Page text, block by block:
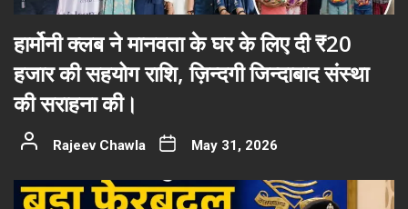
हार्मोनी क्लब ने मानवता के घर के लिए दी ₹20
हजार की सहयोग राशि, ज़िन्दगी जिन्दाबाद संस्था
की सराहना की।
Rajeev Chawla May 31, 2026